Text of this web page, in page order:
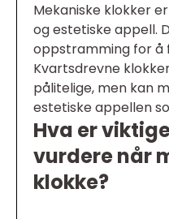
Mekaniske klokker
og estetiske appell.
oppstramming for å
Kvartsdrevne
pålitelige, men kan
estetiske appellen
Hva er
vurdere når
klokke?